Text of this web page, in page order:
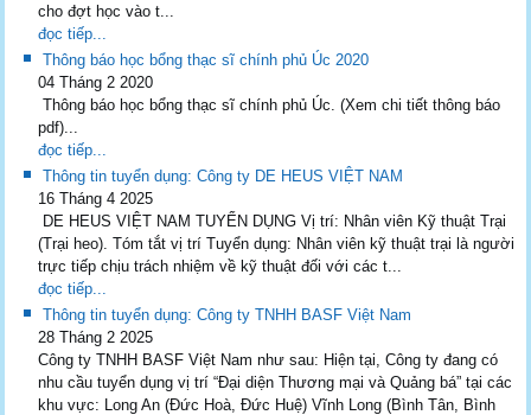
cho đợt học vào t...
đọc tiếp...
Thông báo học bổng thạc sĩ chính phủ Úc 2020
04 Tháng 2 2020
Thông báo học bổng thạc sĩ chính phủ Úc. (Xem chi tiết thông báo
pdf)...
đọc tiếp...
Thông tin tuyển dụng: Công ty DE HEUS VIỆT NAM
16 Tháng 4 2025
DE HEUS VIỆT NAM TUYỂN DỤNG Vị trí: Nhân viên Kỹ thuật Trại
(Trại heo). Tóm tắt vị trí Tuyển dụng: Nhân viên kỹ thuật trại là người
trực tiếp chịu trách nhiệm về kỹ thuật đối với các t...
đọc tiếp...
Thông tin tuyển dụng: Công ty TNHH BASF Việt Nam
28 Tháng 2 2025
Công ty TNHH BASF Việt Nam như sau: Hiện tại, Công ty đang có
nhu cầu tuyển dụng vị trí “Đại diện Thương mại và Quảng bá” tại các
khu vực: Long An (Đức Hoà, Đức Huệ) Vĩnh Long (Bình Tân, Bình